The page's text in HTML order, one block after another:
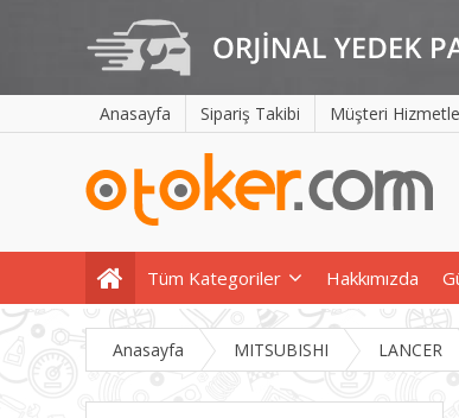
Anasayfa Sipariş Takibi Müşteri
Tüm Kategoriler Hakkımızda
Anasayfa MITSUBISHI LANCER